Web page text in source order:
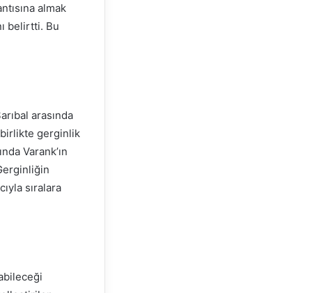
almak
belirtti. Bu
arasında
birlikte gerginlik
Varank’ın
sıralara